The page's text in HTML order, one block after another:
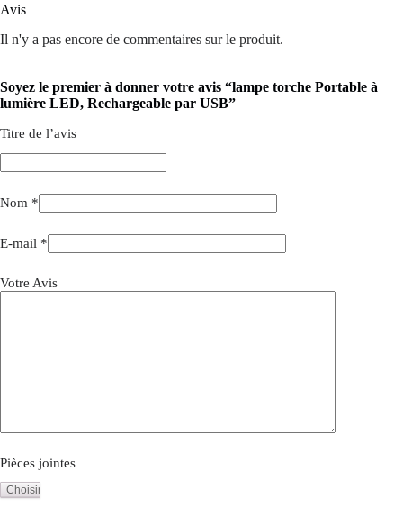
Avis
Il n'y a pas encore de commentaires sur le produit.
Soyez le premier à donner votre avis “lampe torche Portable à
lumière LED, Rechargeable par USB”
Titre de l’avis
Nom *
E-mail *
Votre Avis
Pièces jointes